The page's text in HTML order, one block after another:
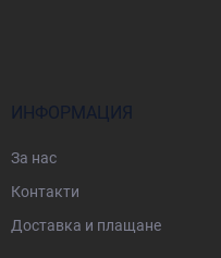
ИНФОРМАЦИЯ
За нас
Контакти
Доставка и плащане